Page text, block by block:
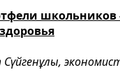
школьников